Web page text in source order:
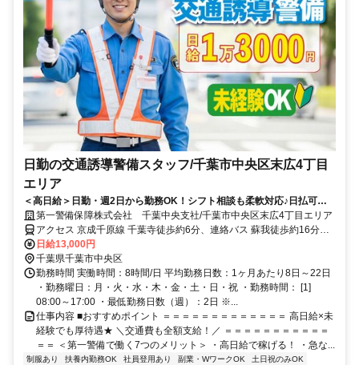
日勤の交通誘導警備スタッフ/千葉市中央区末広4丁目
エリア
＜高日給＞日勤・週2日から勤務OK！シフト相談も柔軟対応♪日払可◎
未経験歓迎★
第一警備保障株式会社 千葉中央支社/千葉市中央区末広4丁目エリア
アクセス 京成千原線 千葉寺徒歩約6分、連絡バス 蘇我徒歩約16分、
連絡バス 蘇我徒歩約16分 直行直帰OK＊交通費全額支給＊
日給13,000円
千葉県千葉市中央区
勤務時間 実働時間：8時間/日 平均勤務日数：1ヶ月あたり8日～22日
・勤務曜日：月・火・水・木・金・土・日・祝 ・勤務時間： [1]
08:00～17:00 ・最低勤務日数（週）：2日 ※...
仕事内容 ■おすすめポイント ＝＝＝＝＝＝＝＝＝＝＝＝＝ 高日給×未
経験でも厚待遇★ ＼交通費も全額支給！／ ＝＝＝＝＝＝＝＝＝＝＝
＝＝ ＜第一警備で働く7つのメリット＞ ・高日給で稼げる！ ・急な...
制服あり 扶養内勤務OK 社員登用あり 副業・WワークOK
土日祝のみOK